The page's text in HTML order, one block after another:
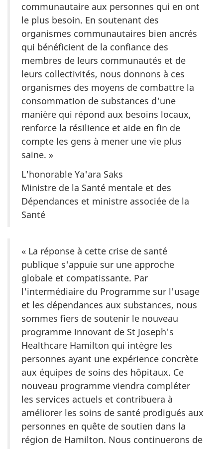
communautaire aux personnes qui en ont
le plus besoin. En soutenant des
organismes communautaires bien ancrés
qui bénéficient de la confiance des
membres de leurs communautés et de
leurs collectivités, nous donnons à ces
organismes des moyens de combattre la
consommation de substances d'une
manière qui répond aux besoins locaux,
renforce la résilience et aide en fin de
compte les gens à mener une vie plus
saine. »
L'honorable Ya'ara Saks
Ministre de la Santé mentale et des
Dépendances et ministre associée de la
Santé
« La réponse à cette crise de santé
publique s'appuie sur une approche
globale et compatissante. Par
l'intermédiaire du Programme sur l'usage
et les dépendances aux substances, nous
sommes fiers de soutenir le nouveau
programme innovant de St Joseph's
Healthcare Hamilton qui intègre les
personnes ayant une expérience concrète
aux équipes de soins des hôpitaux. Ce
nouveau programme viendra compléter
les services actuels et contribuera à
améliorer les soins de santé prodigués aux
personnes en quête de soutien dans la
région de Hamilton. Nous continuerons de